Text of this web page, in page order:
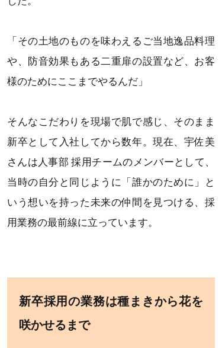
「その土地のものを味わえるご当地逸品料理
や、防音効果もある二重扉の設置など、お客
様のためにここまでやるんだ」
そんなこだわりを現場で肌で感じ、そのまま
新卒として入社してから数年。現在、宇佐美
さんは人事部 採用チームのメンバーとして、
当時の自分と同じように「誰かのために」と
いう想いを持った未来の仲間を見つける、採
用業務の最前線に立っています。
新卒採用の業務は種まきから花を
咲かせるまで